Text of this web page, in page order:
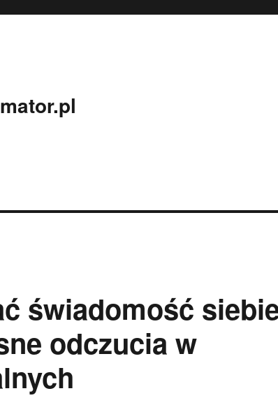
świadomość
odczucia w